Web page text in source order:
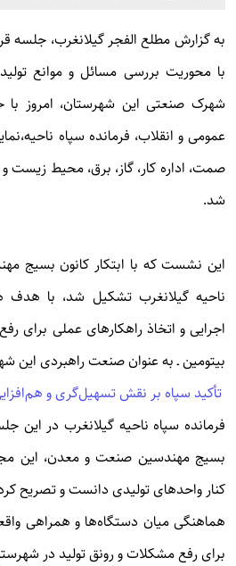
به گزارش مطلع الفجر گیلانغرب، جلسه
با محوریت بررسی مسائل و موانع
شهرک صنعتی این شهرستان، امروز با
عمومی و انقلاب، فرمانده سپاه
صمت، اداره کار، گاز، برق، محیط زیست و
شد.
این نشست که با ابتکار کانون بسیج
ناحیه گیلانغرب تشکیل شد، با هدف
اجرایی و اتخاذ راهکارهای عملی برای
بیتومین ـ به عنوان صنعت راهبردی این
تأکید سپاه بر نقش تسهیل‌گری و
فرمانده سپاه ناحیه گیلانغرب در این
بسیج مهندسین صنعت و معدن، این
کنار واحدهای تولیدی دانست و تصریح
هماهنگی میان دستگاه‌ها و همراهی
برای رفع مشکلات و رونق تولید در